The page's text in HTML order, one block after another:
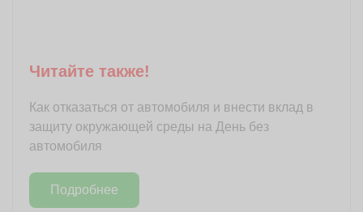
Читайте также!
Как отказаться от автомобиля и внести вклад в
защиту окружающей среды на День без
автомобиля
Подробнее